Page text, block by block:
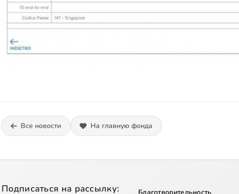
Все новости На главную фонда
Подписаться на рассылку: